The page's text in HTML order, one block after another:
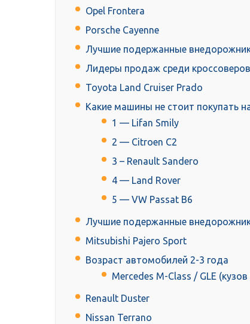
Opel Frontera
Porsche Cayenne
Лучшие подержанные
Лидеры продаж среди кроссоверов
Toyota Land Cruiser Prado
Какие машины не стоит покупать
1 — Lifan Smily
2 — Citroen C2
3 – Renault Sandero
4 — Land Rover
5 — VW Passat B6
Лучшие подержанные
Mitsubishi Pajero Sport
Возраст автомобилей 2-3 года
Mercedes M-Class / GLE (кузов
Renault Duster
Nissan Terrano